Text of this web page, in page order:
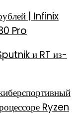
| Infinix
Pro
и RT из-
Ryzen